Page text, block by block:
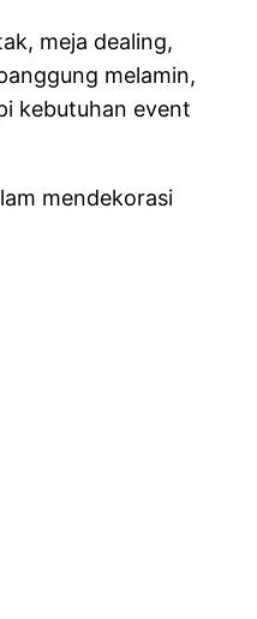
meja dealing,
melamin,
kebutuhan event
mendekorasi